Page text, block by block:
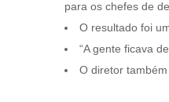
para os chefes de
O resultado foi
“A gente ficava
O diretor